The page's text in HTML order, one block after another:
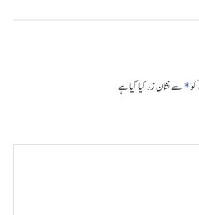
*سے نشان زد کیا گیا ہے